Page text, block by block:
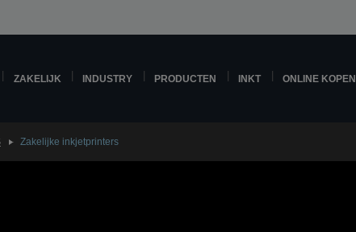
ZAKELIJK INDUSTRY PRODUCTEN INKT ONLINE KOPEN
Zakelijke inkjetprinters